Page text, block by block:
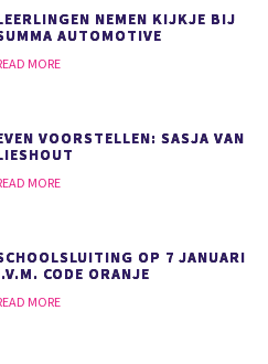
NEMEN KIJKJE BIJ
AUTOMOTIVE
MORE
VOORSTELLEN: SASJA VAN
MORE
OP 7 JANUARI
CODE ORANJE
MORE